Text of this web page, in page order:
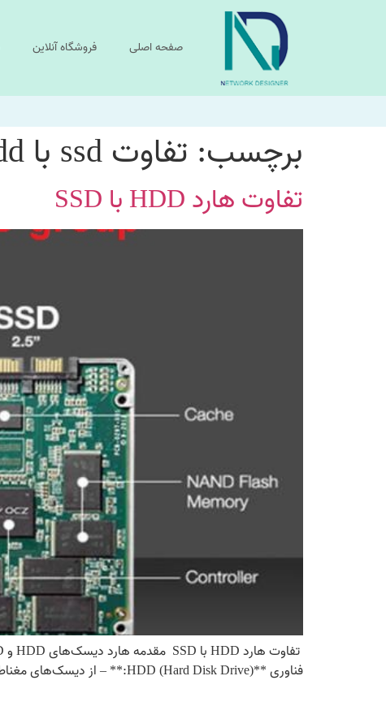
صفحه اصلی فروشگاه آنلاین
برچسب: تفاوت ssd با hdd
تفاوت هارد HDD با SSD
فناوری **HDD (Hard Disk Drive):** – از دیسک‌های مغناطیسی چرخان (Platter) استفاده می‌کند – دارای قطعات مکانیکی متحرک مانند هد خواندن/نوشتن – داده‌ها به صورت […]